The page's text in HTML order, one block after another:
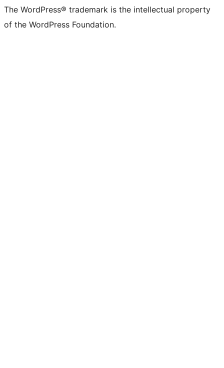
The WordPress® trademark is the intellectual property
of the WordPress Foundation.